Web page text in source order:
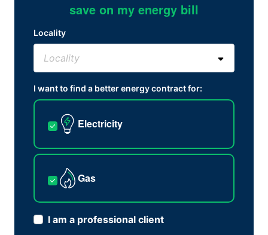
save on my energy bill
Locality
I want to find a better energy contract for:
Electricity
Gas
I am a professional client